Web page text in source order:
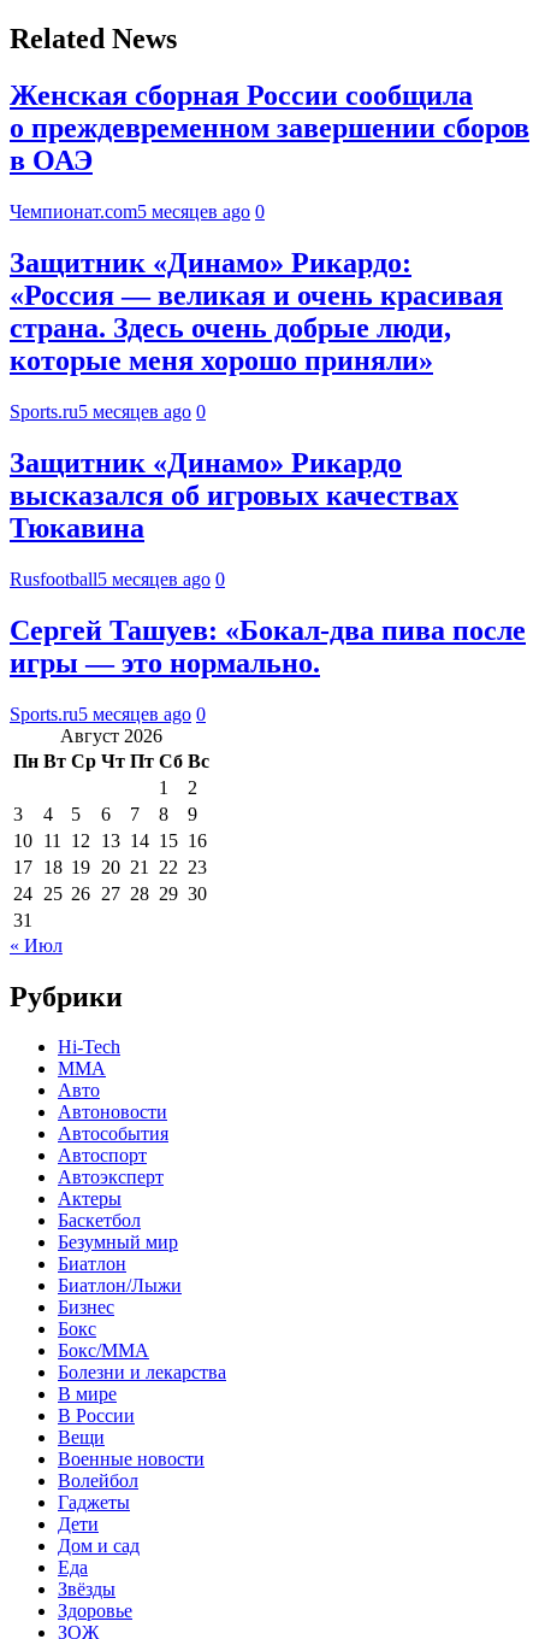
Related News
Женская сборная России сообщила
о преждевременном завершении сборов
в ОАЭ
Чемпионат.com5 месяцев ago 0
Защитник «Динамо» Рикардо:
«Россия — великая и очень красивая
страна. Здесь очень добрые люди,
которые меня хорошо приняли»
Sports.ru5 месяцев ago 0
Защитник «Динамо» Рикардо
высказался об игровых качествах
Тюкавина
Rusfootball5 месяцев ago 0
Сергей Ташуев: «Бокал-два пива после
игры — это нормально.
Sports.ru5 месяцев ago 0
Август 2026
Пн Вт Ср Чт Пт Сб Вс
1
2
3
4 5 6 7 8
9
10 11 12 13 14 15 16
17 18 19 20 21 22 23
24 25 26 27 28 29 30
31
« Июл
Рубрики
Hi-Tech
MMA
Авто
Автоновости
Автособытия
Автоспорт
Автоэксперт
Актеры
Баскетбол
Безумный мир
Биатлон
Биатлон/Лыжи
Бизнес
Бокс
Бокс/MMA
Болезни и лекарства
В мире
В России
Вещи
Военные новости
Волейбол
Гаджеты
Дети
Дом и сад
Еда
Звёзды
Здоровье
ЗОЖ